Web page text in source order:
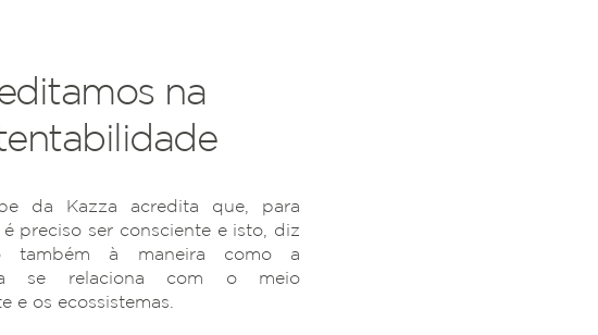
na
da Kazza acredita que, para
é preciso ser consciente e isto, diz
também à maneira como a
se relaciona com o meio
e os ecossistemas.